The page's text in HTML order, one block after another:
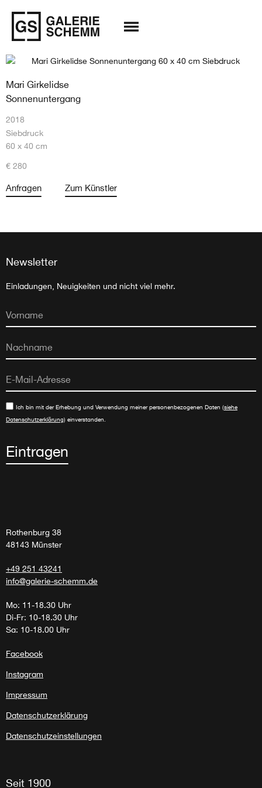
Mari Girkelidse
Sonnenuntergang
2018
Siebdruck
60 x 40 cm
€ 280
Anfragen Zum Künstler
Newsletter
Einladungen, Neuigkeiten und nicht viel mehr.
Ich bin mit der Erhebung und Verwendung meiner personenbezogenen Daten (siehe
Datenschutzerklärung) einverstanden.
Eintragen
Rothenburg 38
48143 Münster
+49 251 43241
info@galerie-schemm.de
Mo: 11-18.30 Uhr
Di-Fr: 10-18.30 Uhr
Sa: 10-18.00 Uhr
Facebook
Instagram
Impressum
Datenschutzerklärung
Datenschutzeinstellungen
Seit 1900